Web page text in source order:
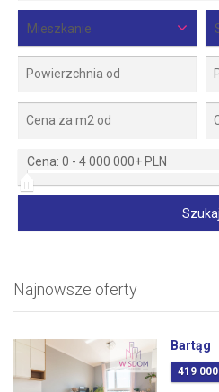
Mieszkanie
Cena: 0 - 4 000 000+ PLN
Najnowsze oferty
Bartąg
419 000